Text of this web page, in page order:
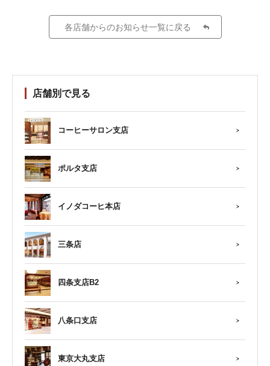
各店舗からのお知らせ一覧に戻る
店舗別で見る
コーヒーサロン支店
ポルタ支店
イノダコーヒ本店
三条店
四条支店B2
八条口支店
東京大丸支店